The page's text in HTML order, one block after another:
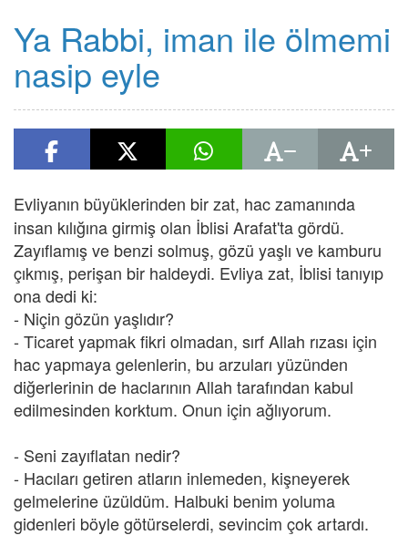
Ya Rabbi, iman ile ölmemi
nasip eyle
Evliyanın büyüklerinden bir zat, haczamanında
insan kılığına girmiş olan İblisi Arafat'ta gördü.
Zayıflamış ve benzi solmuş, gözü yaşlı ve kamburu
çıkmış, perişan bir haldeydi. Evliya zat, İblisi tanıyıp
ona dedi ki:
- Niçin gözün yaşlıdır?
- Ticaret yapmak fikri olmadan, sırf Allah rızası için
hac yapmaya gelenlerin, bu arzuları yüzünden
diğerlerinin de haclarının Allah tarafından kabul
edilmesinden korktum. Onun için ağlıyorum.
- Seni zayıflatan nedir?
- Hacıları getiren atların inlemeden, kişneyerek
gelmelerine üzüldüm. Halbuki benim yoluma
gidenleri böyle götürselerdi, sevincim çok artardı.